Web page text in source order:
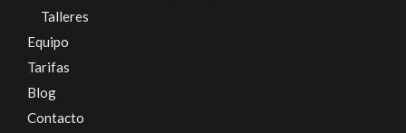
Talleres
Equipo
Tarifas
Blog
Contacto